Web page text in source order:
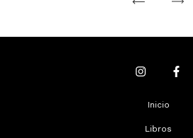
Inicio
Libros